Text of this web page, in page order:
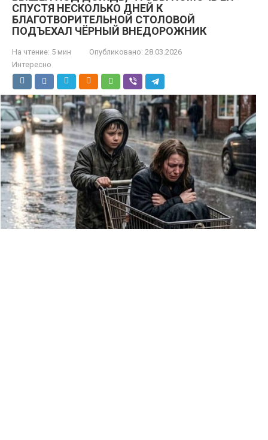
СПУСТЯ НЕСКОЛЬКО ДНЕЙ К
БЛАГОТВОРИТЕЛЬНОЙ СТОЛОВОЙ
ПОДЪЕХАЛ ЧЁРНЫЙ ВНЕДОРОЖНИК
На чтение: 5 мин Опубликовано: 28.03.2026
Интересно